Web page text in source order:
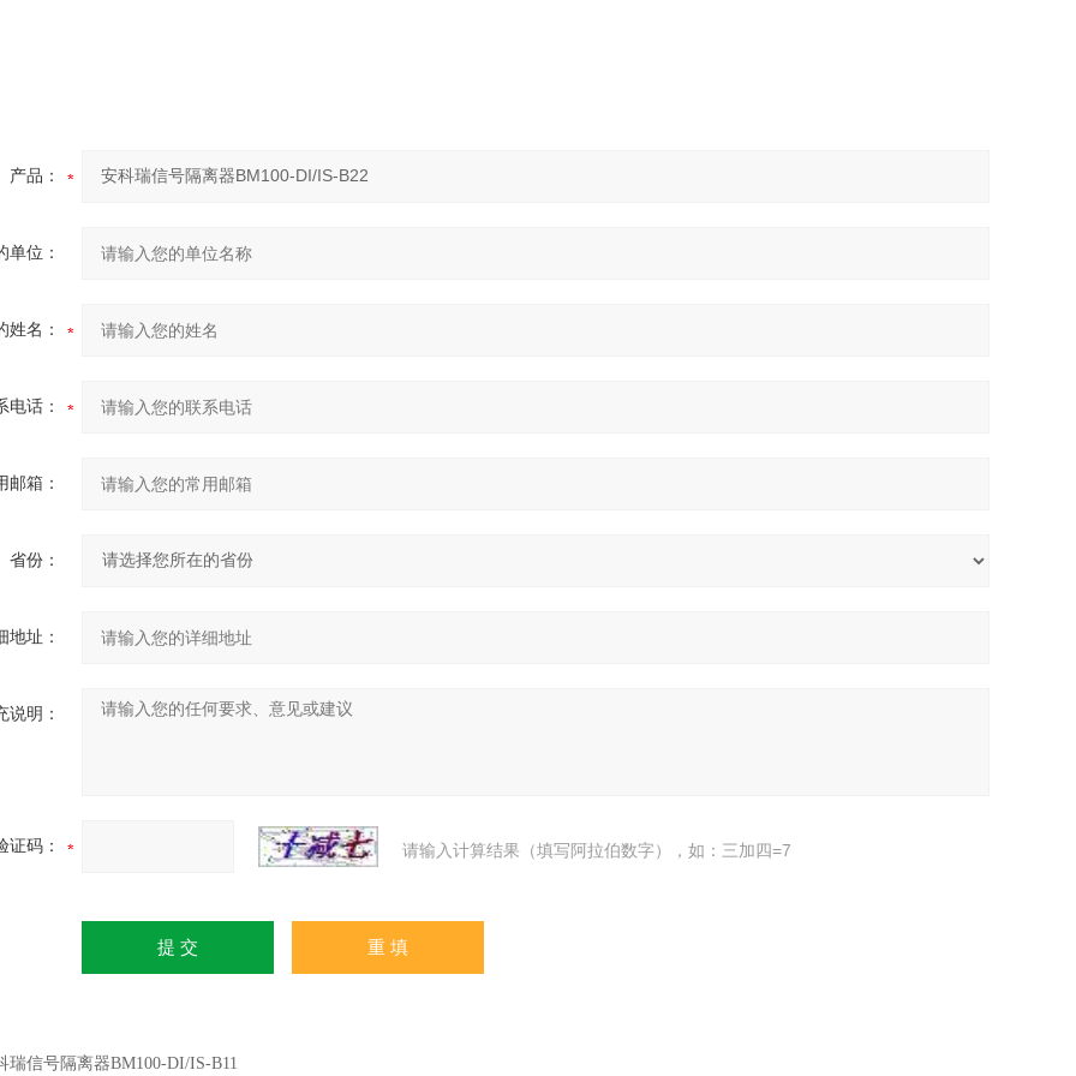
产品：
单位：
姓名：
电话：
邮箱：
省份：
地址：
说明：
证码： 请输入计算结果（填写阿拉伯数字），如：三加四=7
瑞信号隔离器BM100-DI/IS-B11